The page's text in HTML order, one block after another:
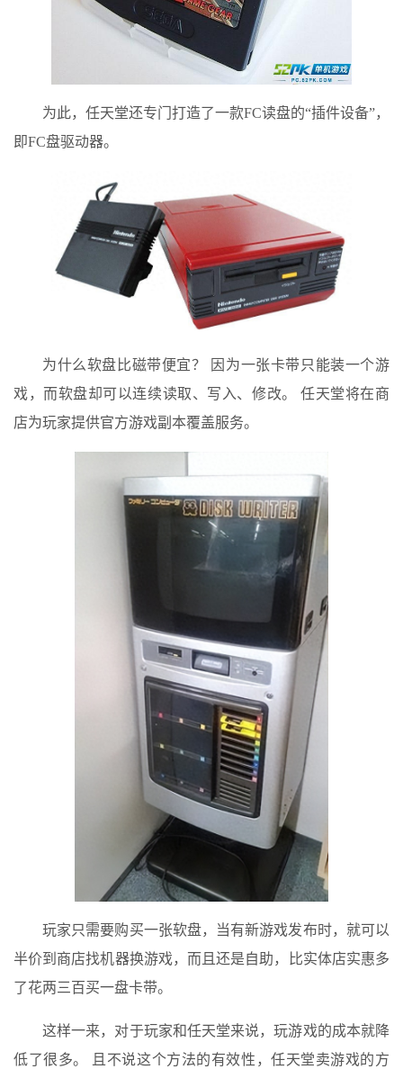
为此，任天堂还专门打造了一款FC读盘的“插件设备”，
即FC盘驱动器。
为什么软盘比磁带便宜？ 因为一张卡带只能装一个游
戏，而软盘却可以连续读取、写入、修改。 任天堂将在商
店为玩家提供官方游戏副本覆盖服务。
玩家只需要购买一张软盘，当有新游戏发布时，就可以
半价到商店找机器换游戏，而且还是自助，比实体店实惠多
了花两三百买一盘卡带。
这样一来，对于玩家和任天堂来说，玩游戏的成本就降
低了很多。 且不说这个方法的有效性，任天堂卖游戏的方